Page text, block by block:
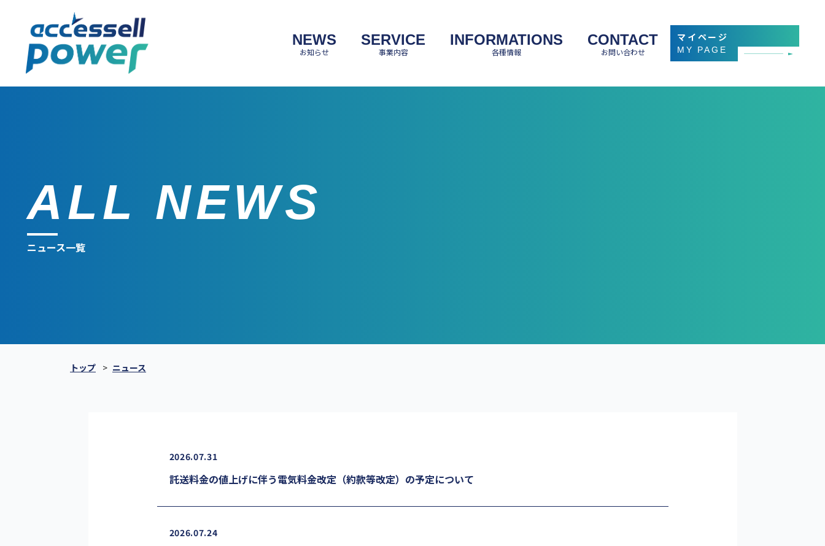
NEWS
お知らせ
SERVICE
事業内容
INFORMATIONS
各種情報
CONTACT
お問い合わせ
マイページ
MY PAGE
ALL NEWS
ニュース一覧
トップ ニュース
2026.07.31
託送料金の値上げに伴う電気料金改定（約款等改定）の予定について
2026.07.24